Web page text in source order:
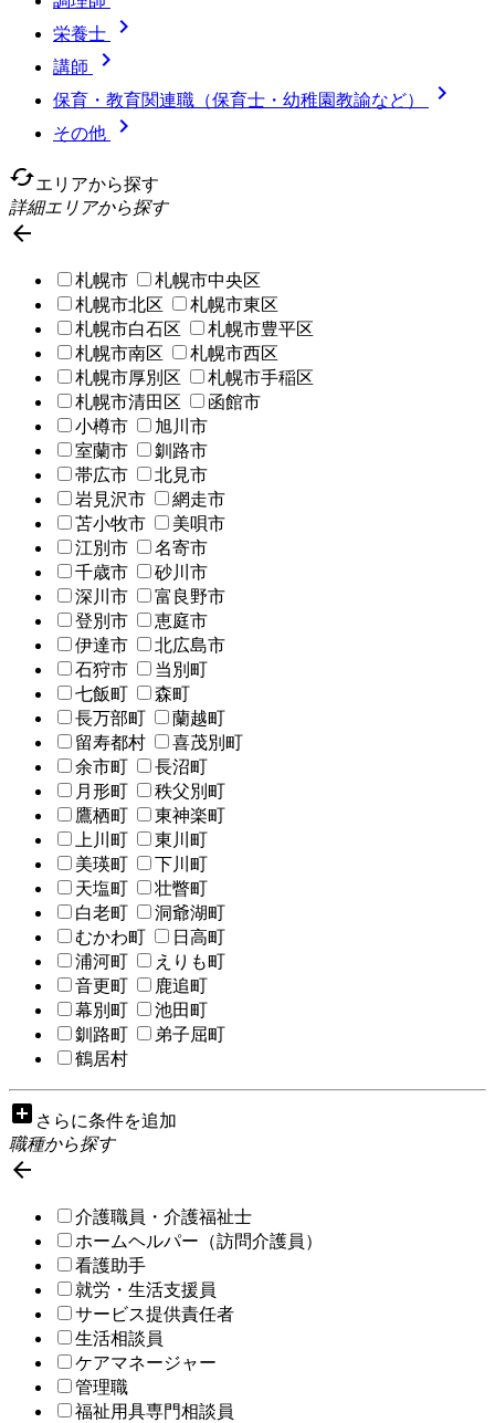
栄養士 
講師 
保育・教育関連職（保育士・幼稚園教諭など） 
その他

cachedエリアから探す
詳細エリアから探す

札幌市
札幌市中央区
札幌市北区
札幌市東区
札幌市白石区
札幌市豊平区
札幌市南区
札幌市西区
札幌市厚別区
札幌市手稲区
札幌市清田区
函館市
小樽市
旭川市
室蘭市
釧路市
帯広市
北見市
岩見沢市
網走市
苫小牧市
美唄市
江別市
名寄市
千歳市
砂川市
深川市
富良野市
登別市
恵庭市
伊達市
北広島市
石狩市
当別町
七飯町
森町
長万部町
蘭越町
留寿都村
喜茂別町
余市町
長沼町
月形町
秩父別町
鷹栖町
東神楽町
上川町
東川町
美瑛町
下川町
天塩町
壮瞥町
白老町
洞爺湖町
むかわ町
日高町
浦河町
えりも町
音更町
鹿追町
幕別町
池田町
釧路町
弟子屈町
鶴居村
add_box さらに条件を追加
職種から探す

介護職員・介護福祉士
ホームヘルパー（訪問介護員）
看護助手
就労・生活支援員
サービス提供責任者
生活相談員
ケアマネージャー
管理職
福祉用具専門相談員